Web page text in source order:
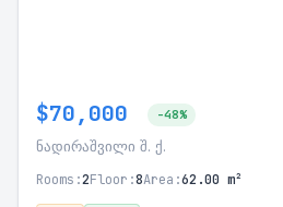
$70,000 -48%
ნადირაშვილი შ. ქ.
Rooms:2Floor:8Area:62.00 m²